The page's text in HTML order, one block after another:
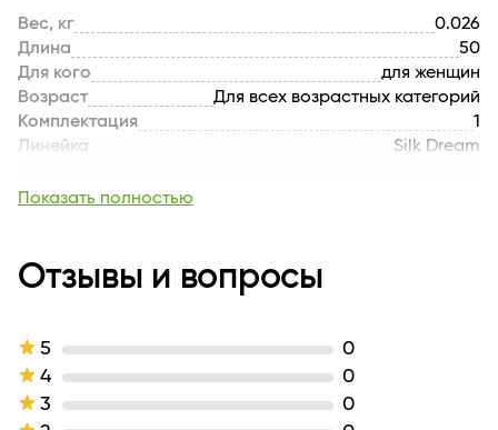
Вес, кг
0.026
Длина
50
Для кого
для женщин
Возраст
Для всех возрастных категорий
Комплектация
1
Линейка
Silk Dream
Назначение продукта
Текстура
Тон
Страна бренда
Показать полностью
Отзывы и вопросы
5
0
4
0
3
0